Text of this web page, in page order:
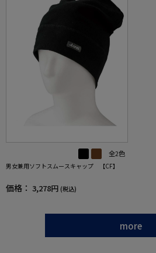
全2色
男女兼用ソフトスムースキャップ 【CF】
価格： 3,278円 (税込)
more